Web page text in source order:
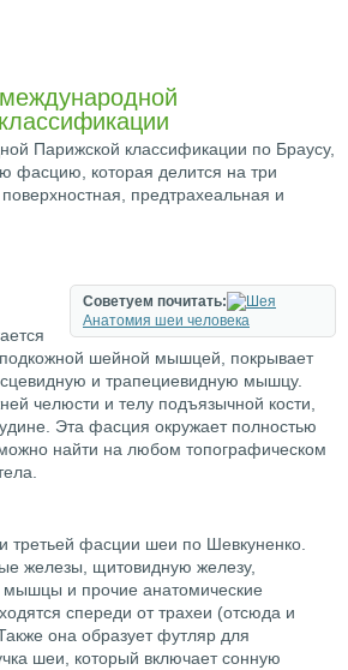
Парижской классификации по Браусу,
фасцию, которая делится на три
предтрахеальная и
Советуем почитать:
Анатомия шеи человека
шейной мышцей, покрывает
и трапециевидную мышцу.
челюсти и телу подъязычной кости,
Эта фасция окружает полностью
найти на любом топографическом
и третьей фасции шеи по Шевкуненко.
железы, щитовидную железу,
и прочие анатомические
спереди от трахеи (отсюда и
она образует футляр для
шеи, который включает сонную